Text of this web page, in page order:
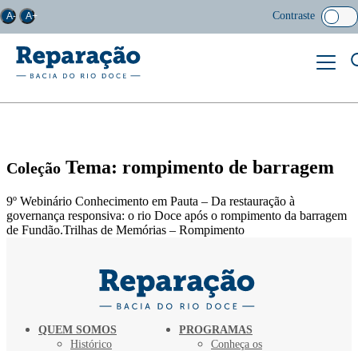
A- A+ Contraste
Coleção Tema: rompimento de barragem
9º Webinário Conhecimento em Pauta – Da restauração à
governança responsiva: o rio Doce após o rompimento da barragem
de Fundão.Trilhas de Memórias – Rompimento
QUEM SOMOS
Histórico
PROGRAMAS
Conheça os